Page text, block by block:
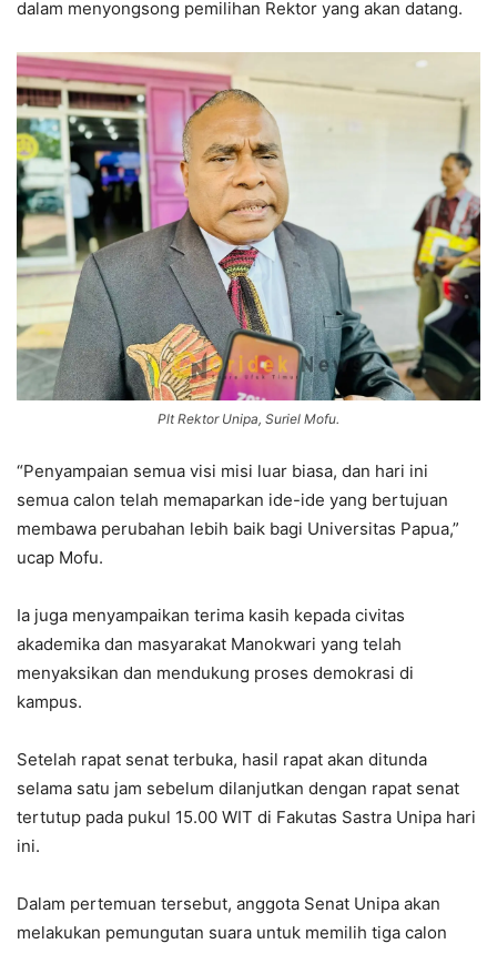
dalam menyongsong pemilihan Rektor yang akan datang.
Plt Rektor Unipa, Suriel Mofu.
“Penyampaian semua visi misi luar biasa, dan hari ini
semua calon telah memaparkan ide-ide yang bertujuan
membawa perubahan lebih baik bagi Universitas Papua,”
ucap Mofu.
Ia juga menyampaikan terima kasih kepada civitas
akademika dan masyarakat Manokwari yang telah
menyaksikan dan mendukung proses demokrasi di
kampus.
Setelah rapat senat terbuka, hasil rapat akan ditunda
selama satu jam sebelum dilanjutkan dengan rapat senat
tertutup pada pukul 15.00 WIT di Fakutas Sastra Unipa hari
ini.
Dalam pertemuan tersebut, anggota Senat Unipa akan
melakukan pemungutan suara untuk memilih tiga calon